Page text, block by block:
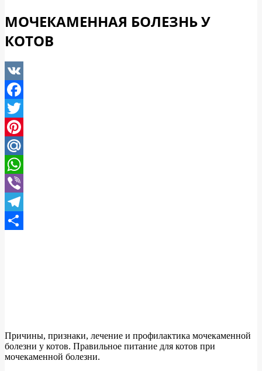
МОЧЕКАМЕННАЯ БОЛЕЗНЬ У
КОТОВ
VK
Facebook
Twitter
Pinterest
Mail.Ru
WhatsApp
Viber
Telegram
Причины, признаки, лечение и профилактика мочекаменной
болезни у котов. Правильное питание для котов при
мочекаменной болезни.